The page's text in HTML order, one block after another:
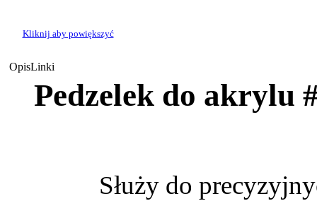
Kliknij aby powiększyć
OpisLinki
Pedzelek do akrylu
Służy do